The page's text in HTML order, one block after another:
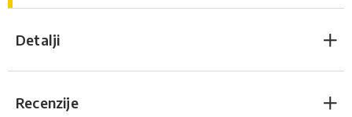
Detalji
Recenzije